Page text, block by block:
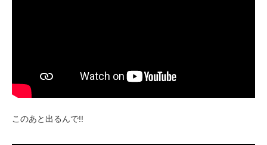
このあと出るんで!!